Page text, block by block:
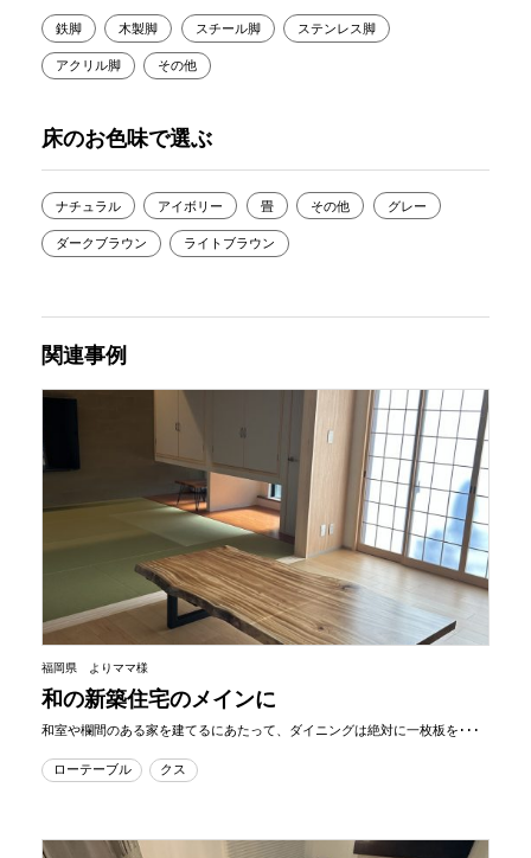
鉄脚 木製脚 スチール脚 ステンレス脚
アクリル脚 その他
床のお色味で選ぶ
ナチュラル アイボリー 畳 その他 グレー
ダークブラウン ライトブラウン
関連事例
福岡県 よりママ様
和の新築住宅のメインに
和室や欄間のある家を建てるにあたって、ダイニングは絶対に一枚板を･･･
ローテーブル クス